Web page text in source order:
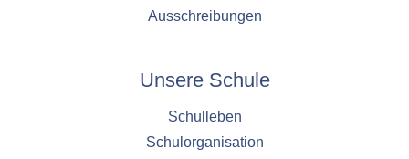
Ausschreibungen
Unsere Schule
Schulleben
Schulorganisation